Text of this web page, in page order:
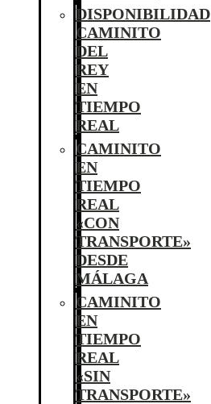
DISPONIBILIDAD
CAMINITO
DEL
REY
EN
TIEMPO
REAL
CAMINITO
EN
TIEMPO
REAL
«CON
TRANSPORTE»
DESDE
MÁLAGA
CAMINITO
EN
TIEMPO
REAL
«SIN
TRANSPORTE»